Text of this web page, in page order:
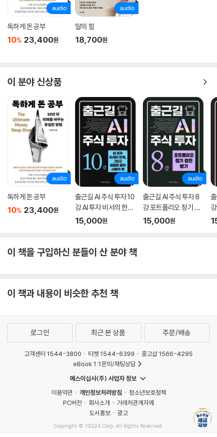
상을 세금과 보험료로 내게 된다. 이렇게 높은 세율이 적용된다면 억울하
기도 할 것이다. 하지만 누진세는 소득을 재분배하는 역할을 한다. 국가는
주위에서 비트코인으로 대박 났다는 얘기는 한 번쯤 들어보았을 것이다.
가상자산의 양도로 발생한 소득은 절세하기가 어렵다. 취득가액도 명확하
고 추가적인 경비를 많이 반영하기도 어렵다. 또한 세액공제나 세액감면을
받을 수도 없다. 다만 같은 과세기간에 양도로 발생한 이익과 손실을 통산
하여 세금을 줄일 수 있다. 따라서 손실이 발생한 가상화폐가 있다면 팔았
다가 다시 사는 것도 방법이다.
가상화폐의 양도로 발생하는 소득은 어떻게 과세가 될까? 가상화폐로 발
생한 소득은 기존에 없던 소득이다. 이렇게 새롭게 등장한 소득에 과세하
려면 세법을 개정해야 한다. 2023년에 과세하는 것으로 세법이 개정되어
세법은 소득세법과 달리 순자산이 증가되는 모든 거래에 대해 과세한다.
아닌 개인으로 투자하는 것이 좋다.
양도소득세 세법 규정은 부동산 정책에 따라 정말 많이 바뀌었다. 세법 전
어렵지만 합법적인 방법으로 절세하기 위해서는 양도소득세 규정을 잘 알
아야 한다. 세금을 줄이기 위해 업계약이나 다운계약 등 편법을 사용하면
오히려 더 큰 문제가 발생하게 된다. 세금을 줄이기 위해서는 양도소득을
줄이는 것이 먼저이다. 양도소득을 줄이기 위해서는 필요경비를 최대한 많
이 반영하는 것이 좋다. 필요경비는 크게 취득단계, 보유단계, 처분단계로
독하게 돈 공부
10% 23,400원
말의 힘
18,700원
이 분야 신상품
독하게 돈 공부
10% 23,400원
출근길 AI 주식 투자 10
강 AI 투자 비서의 한계,
그리고 결정은 결국 사
15,000원
출근길 AI 주식 투자 8
강 포트폴리오 정기 검
진 받기
15,000원
이 책을 구입하신 분들이 산 분야 책
이 책과 내용이 비슷한 추천 책
로그인 최근 본 상품 주문/배송
고객센터 1544-3800 티켓 1544-6399
중고샵 1566-4295
eBook 1:1문의/채팅상담
예스이십사(주) 사업자 정보
이용약관
개인정보처리방침
청소년보호정책
PC버전
회사소개
거래처관계자께
도서홍보
광고
Copyright © YES24 Corp. All Rights Reserved.